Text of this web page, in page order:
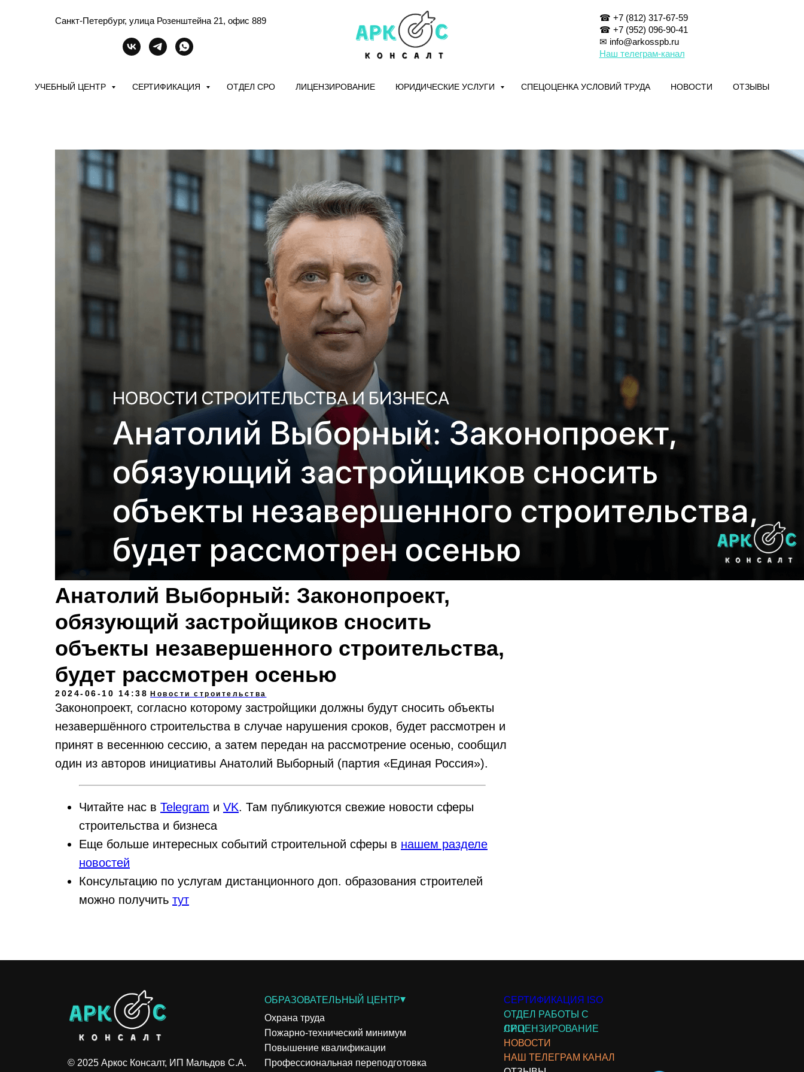
Санкт-Петербург, улица Розенштейна 21, офис 889
☎ +7 (812) 317-67-59
☎ +7 (952) 096-90-41
✉ info@arkosspb.ru
Наш телеграм-канал
УЧЕБНЫЙ ЦЕНТР СЕРТИФИКАЦИЯ ОТДЕЛ СРО ЛИЦЕНЗИРОВАНИЕ ЮРИДИЧЕСКИЕ УСЛУГИ СПЕЦОЦЕНКА УСЛОВИЙ ТРУДА НОВОСТИ ОТЗЫВЫ
Анатолий Выборный: Законопроект,
обязующий застройщиков сносить
объекты незавершенного строительства,
будет рассмотрен осенью
2024-06-10 14:38 Новости строительства
Законопроект, согласно которому застройщики должны будут сносить объекты
незавершённого строительства в случае нарушения сроков, будет рассмотрен и
принят в весеннюю сессию, а затем передан на рассмотрение осенью, сообщил
один из авторов инициативы Анатолий Выборный (партия «Единая Россия»).
Читайте нас в Telegram и VK. Там публикуются свежие новости сферы
строительства и бизнеса
Еще больше интересных событий строительной сферы в нашем разделе
новостей
Консультацию по услугам дистанционного доп. образования строителей
можно получить тут
© 2025 Аркос Консалт, ИП Мальдов С.А.
ОБРАЗОВАТЕЛЬНЫЙ ЦЕНТР
Охрана труда
▾
Повышение квалификации
Профессиональная переподготовка
СЕРТИФИКАЦИЯ ISO
ОТДЕЛ РАБОТЫ С
СРО
ЛИЦЕНЗИРОВАНИЕ
НОВОСТИ
Пожарно-технический минимум
НАШ ТЕЛЕГРАМ КАНАЛ